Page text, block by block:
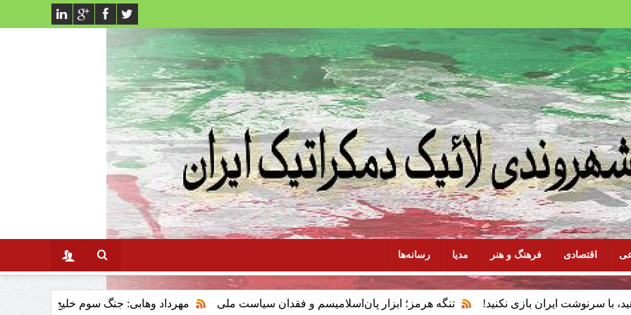
اقتصادی فرهنگ و هنر مدیا رسانه‌ها
بازی نکنید! تنگه هرمز؛ ابزار پان‌اسلامیسم و فقدان سیاست ملی مهرداد وهابی: جنگ سوم خلیج فارس وتاثیر ان برنظام